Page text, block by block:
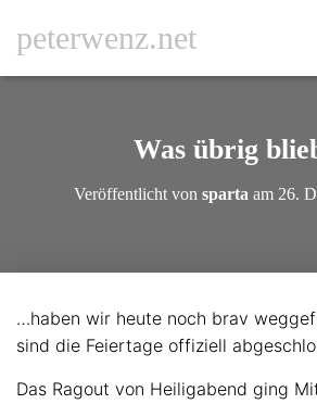
peterwenz.net
Was übrig
Veröffentlicht von sparta am 26.
…haben wir heute noch brav
sind die Feiertage offiziell
Das Ragout von Heiligabend ging